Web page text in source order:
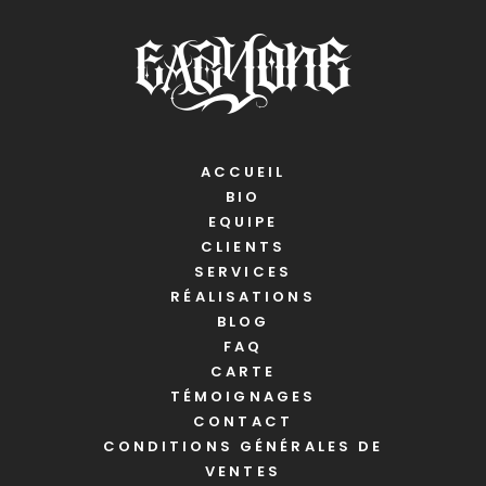
ACCUEIL
BIO
EQUIPE
CLIENTS
SERVICES
RÉALISATIONS
BLOG
FAQ
CARTE
TÉMOIGNAGES
CONTACT
CONDITIONS GÉNÉRALES DE
VENTES